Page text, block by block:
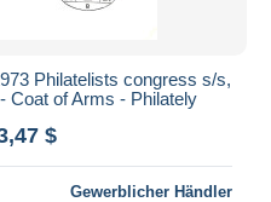
Philatelists congress s/s,
Coat of Arms - Philately
$
Gewerblicher Händler